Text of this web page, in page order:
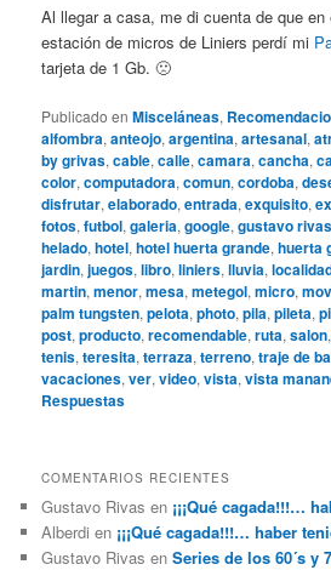
Al llegar a casa, me di cuenta de que
estación de micros de Liniers perdí mi
tarjeta de 1 Gb. 🙁
Publicado en Misceláneas,
alfombra,anteojo,argentina,artesanal,
by grivas,cable,calle,camara,cancha,
color,computadora,comun,cordoba,
disfrutar,elaborado,entrada,exquisito,
fotos,futbol,galeria,google,gustavo rivas
helado,hotel,hotel huerta grande,huerta
jardin,juegos,libro,liniers,lluvia,
martin,menor,mesa,metegol,micro,
palm tungsten,pelota,photo,pila,pileta,
post,producto,recomendable,ruta,salon
tenis,teresita,terraza,terreno,traje de
vacaciones,ver,video,vista,vista
Respuestas
COMENTARIOS RECIENTES
Gustavo Rivas en ¡¡¡Qué cagada!!!…
Alberdi en ¡¡¡Qué cagada!!!… haber
Gustavo Rivas enSeries de los 60´s y